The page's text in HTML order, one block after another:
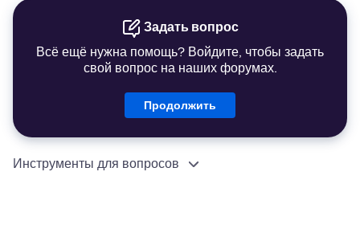
Задать вопрос
Всё ещё нужна помощь? Войдите, чтобы задать
свой вопрос на наших форумах.
Продолжить
Инструменты для вопросов